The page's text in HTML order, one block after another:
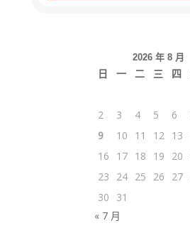
2026 年 8 月
日 一 二 三 四
2
3 4 5 6
9
10 11 12 13
16
17 18 19 20
23
24 25 26 27
30
31
« 7 月